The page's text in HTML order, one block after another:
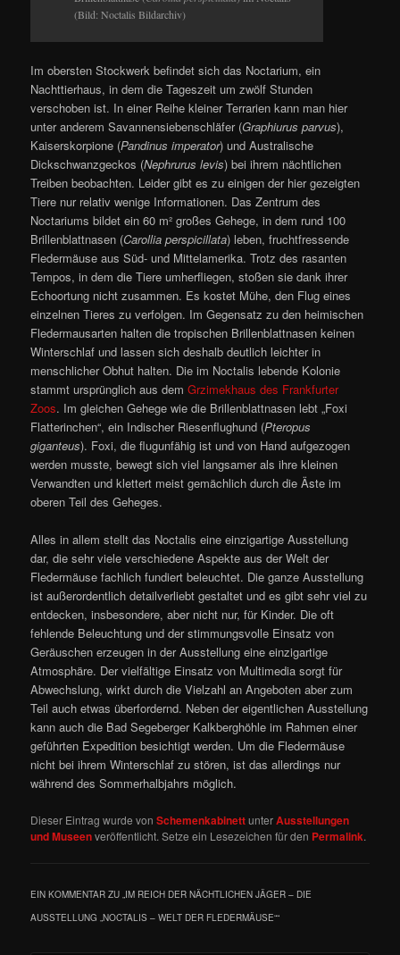
(Bild: Noctalis Bildarchiv)
Im obersten Stockwerk befindet sich das Noctarium, ein
Nachttierhaus, in dem die Tageszeit um zwölf Stunden
verschoben ist. In einer Reihe kleiner Terrarien kann man hier
unter anderem Savannensiebenschläfer (Graphiurus parvus),
Kaiserskorpione (Pandinus imperator) und Australische
Dickschwanzgeckos (Nephrurus levis) bei ihrem nächtlichen
Treiben beobachten. Leider gibt es zu einigen der hier gezeigten
Tiere nur relativ wenige Informationen. Das Zentrum des
Noctariums bildet ein 60 m² großes Gehege, in dem rund 100
Brillenblattnasen (Carollia perspicillata) leben, fruchtfressende
Fledermäuse aus Süd- und Mittelamerika. Trotz des rasanten
Tempos, in dem die Tiere umherfliegen, stoßen sie dank ihrer
Echoortung nicht zusammen. Es kostet Mühe, den Flug eines
einzelnen Tieres zu verfolgen. Im Gegensatz zu den heimischen
Fledermausarten halten die tropischen Brillenblattnasen keinen
Winterschlaf und lassen sich deshalb deutlich leichter in
menschlicher Obhut halten. Die im Noctalis lebende Kolonie
stammt ursprünglich aus demGrzimekhaus des Frankfurter
Zoos. Im gleichen Gehege wie die Brillenblattnasen lebt „Foxi
Flatterinchen“, ein Indischer Riesenflughund (Pteropus
giganteus). Foxi, die flugunfähig ist und von Hand aufgezogen
werden musste, bewegt sich viel langsamer als ihre kleinen
Verwandten und klettert meist gemächlich durch die Äste im
oberen Teil des Geheges.
Alles in allem stellt das Noctalis eine einzigartige Ausstellung
dar, die sehr viele verschiedene Aspekte aus der Welt der
Fledermäuse fachlich fundiert beleuchtet. Die ganze Ausstellung
ist außerordentlich detailverliebt gestaltet und es gibt sehr viel zu
entdecken, insbesondere, aber nicht nur, für Kinder. Die oft
fehlende Beleuchtung und der stimmungsvolle Einsatz von
Geräuschen erzeugen in der Ausstellung eine einzigartige
Atmosphäre. Der vielfältige Einsatz von Multimedia sorgt für
Abwechslung, wirkt durch die Vielzahl an Angeboten aber zum
Teil auch etwas überfordernd. Neben der eigentlichen Ausstellung
kann auch die Bad Segeberger Kalkberghöhle im Rahmen einer
geführten Expedition besichtigt werden. Um die Fledermäuse
nicht bei ihrem Winterschlaf zu stören, ist das allerdings nur
während des Sommerhalbjahrs möglich.
Dieser Eintrag wurde vonSchemenkabinettunterAusstellungen
und Museenveröffentlicht. Setze ein Lesezeichen für den Permalink.
EIN KOMMENTAR ZU „IM REICH DER NÄCHTLICHEN JÄGER – DIE
AUSSTELLUNG „NOCTALIS – WELT DER FLEDERMÄUSE““